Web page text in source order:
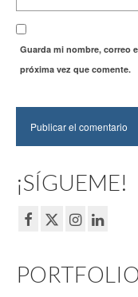
Guarda mi nombre, correo
próxima vez que comente.
¡SÍGUEME!